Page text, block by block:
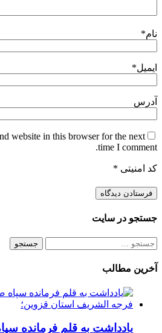
نام*
ایمیل*
آدرس
website in this browser for the next
time I comment.
کد امنیتی *
جستجو در سایت
جستجو
آخرین مطالب
یادداشت به قلم فرمانده